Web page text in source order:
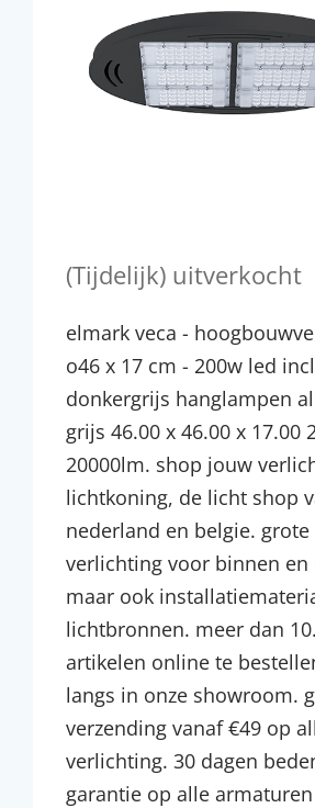
(Tijdelijk) uitverkocht
elmark veca -
o46 x 17 cm - 200w led
donkergrijs hanglampen
grijs 46.00 x 46.00 x 17.00
20000lm. shop jouw
lichtkoning, de licht shop
nederland en belgie. grote
verlichting voor binnen en
maar ook
lichtbronnen. meer dan
artikelen online te
langs in onze showroom.
verzending vanaf €49 op
verlichting. 30 dagen
garantie op alle